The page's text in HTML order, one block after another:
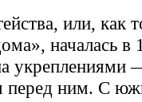
или, как
началась
укреплениями
перед ним. С